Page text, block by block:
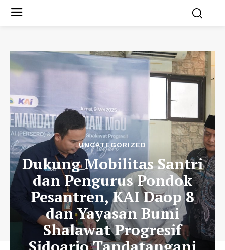
UNCATEGORIZED
Dukung Mobilitas Santri
dan Pengurus Pondok
Pesantren, KAI Daop 8
dan Yayasan Bumi
Shalawat Progresif